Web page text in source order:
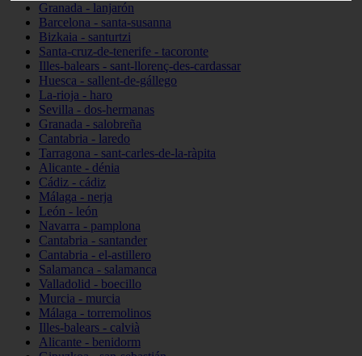
Granada - lanjarón
Barcelona - santa-susanna
Bizkaia - santurtzi
Santa-cruz-de-tenerife - tacoronte
Illes-balears - sant-llorenç-des-cardassar
Huesca - sallent-de-gállego
La-rioja - haro
Sevilla - dos-hermanas
Granada - salobreña
Cantabria - laredo
Tarragona - sant-carles-de-la-ràpita
Alicante - dénia
Cádiz - cádiz
Málaga - nerja
León - león
Navarra - pamplona
Cantabria - santander
Cantabria - el-astillero
Salamanca - salamanca
Valladolid - boecillo
Murcia - murcia
Málaga - torremolinos
Illes-balears - calvià
Alicante - benidorm